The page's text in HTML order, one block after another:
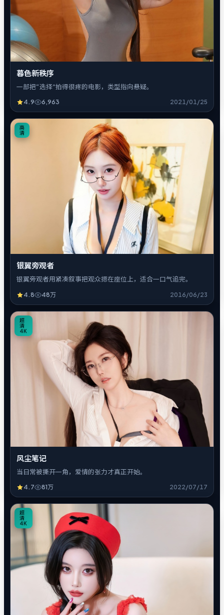
暮色新秩序
一部把“选择”拍得很疼的电影，类型指向悬疑。
4.9 6,963 2021/01/25
高
清
银翼旁观者
银翼旁观者用紧凑叙事把观众摁在座位上，适合一口气追完。
4.8 48万 2016/06/23
超
清
4K
风尘笔记
当日常被撕开一角，爱情的张力才真正开始。
4.7 81万 2022/07/17
超
清
4K